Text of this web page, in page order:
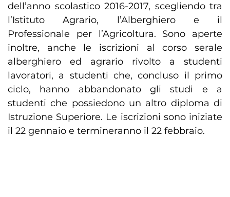
dell’anno scolastico 2016-2017, scegliendo tra
l’Istituto Agrario, l’Alberghiero e il
Professionale per l’Agricoltura. Sono aperte
inoltre, anche le iscrizioni al corso serale
alberghiero ed agrario rivolto a studenti
lavoratori, a studenti che, concluso il primo
ciclo, hanno abbandonato gli studi e a
studenti che possiedono un altro diploma di
Istruzione Superiore. Le iscrizioni sono iniziate
il 22 gennaio e termineranno il 22 febbraio.